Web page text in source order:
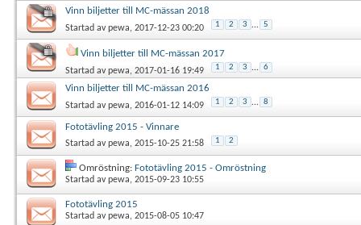
Vinn biljetter till MC-mässan 2018
Startad avpewa, 2017-12-23 00:20 1 2 3 ... 5
Vinn biljetter till MC-mässan 2017
Startad avpewa, 2017-01-16 19:49 1 2 3 ... 6
Vinn biljetter till MC-mässan 2016
Startad avpewa, 2016-01-12 14:09 1 2 3 ... 8
Fototävling 2015 - Vinnare
Startad avpewa, 2015-10-25 21:58 1 2
Omröstning: Fototävling 2015 - Omröstning
Startad avpewa, 2015-09-23 10:55
Fototävling 2015
Startad avpewa, 2015-08-05 10:47